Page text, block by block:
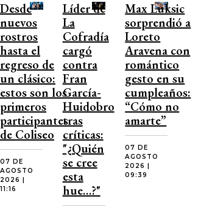
Desde
nuevos
rostros
hasta el
regreso de
un clásico:
estos son los
primeros
participantes
de Coliseo
07 DE
AGOSTO
2026 |
11:16
Líder de
La
Cofradía
cargó
contra
Fran
García-
Huidobro
tras
críticas:
"¿Quién
se cree
esta
hue…?"
Max Luksic
sorprendió a
Loreto
Aravena con
romántico
gesto en su
cumpleaños:
“Cómo no
amarte”
07 DE
AGOSTO
2026 |
09:39